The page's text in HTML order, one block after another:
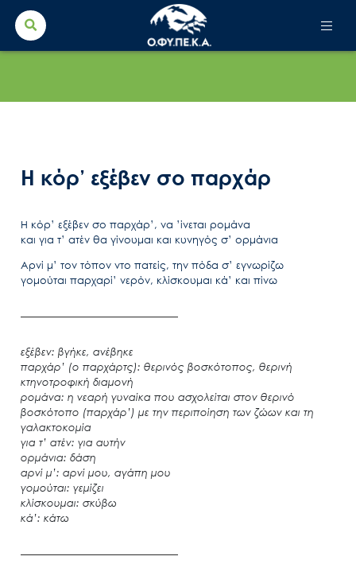
Search
for:
Η κόρ’ εξέβεν σο παρχάρ
Η κόρ’ εξέβεν σο παρχάρ’, να ’ίνεται ρομάνα
και για τ’ ατέν θα γίνουμαι και κυνηγός σ’ ορμάνια
Αρνί μ’ τον τόπον ντο πατείς, την πόδα σ’ εγνωρίζω
γομούται παρχαρί’ νερόν, κλίσκουμαι κά’ και πίνω
εξέβεν: βγήκε, ανέβηκε
παρχάρ’ (ο παρχάρτς): θερινός βοσκότοπος, θερινή
κτηνοτροφική διαμονή
ρομάνα: η νεαρή γυναίκα που ασχολείται στον θερινό
βοσκότοπο (παρχάρ’) με την περιποίηση των ζώων και τη
γαλακτοκομία
για τ’ ατέν: για αυτήν
ορμάνια: δάση
αρνί μ’: αρνί μου, αγάπη μου
γομούται: γεμίζει
κλίσκουμαι: σκύβω
κά’: κάτω